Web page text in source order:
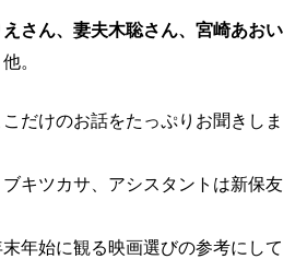
さん、妻夫木聡さん、宮崎あおい
他。
だけのお話をたっぷりお聞きしま
キツカサ、アシスタントは新保友
年始に観る映画選びの参考にして